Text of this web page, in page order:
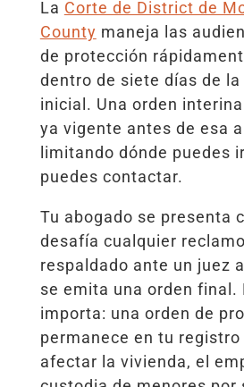
La Corte de District de
County maneja las
de protección
dentro de siete días de
inicial. Una orden
ya vigente antes de esa
limitando dónde puedes
puedes contactar.
Tu abogado se presenta
desafía cualquier
respaldado ante un juez
se emita una orden final.
importa: una orden de
permanece en tu registro
afectar la vivienda, el